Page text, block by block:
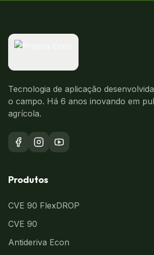
Tecnologia de aplicação
o campo. Há 6 anos inovando em
agrícola.
Produtos
CVE 90 FlexDROP
CVE 90
Antideriva Econ